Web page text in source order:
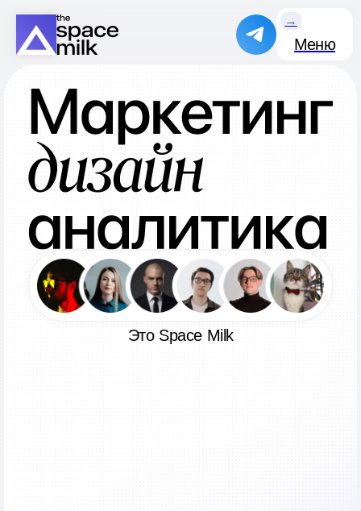
→
Меню
Это Space Milk